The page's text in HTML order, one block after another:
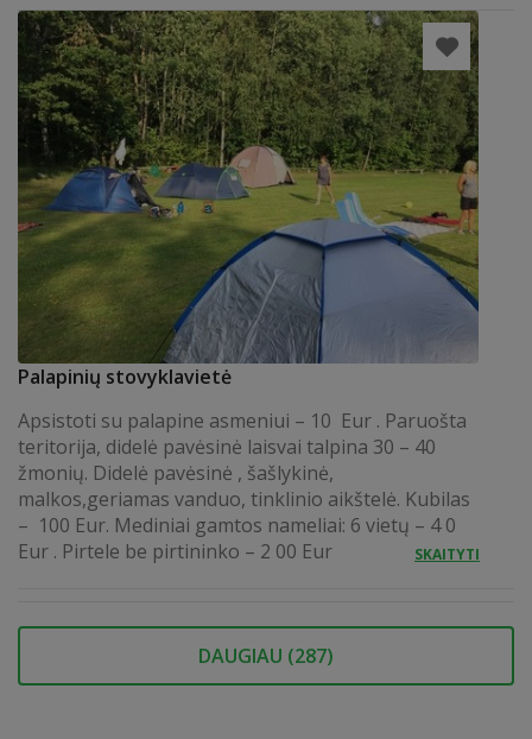
Palapinių stovyklavietė
Apsistoti su palapine asmeniui – 10 Eur . Paruošta
teritorija, didelė pavėsinė laisvai talpina 30 – 40
žmonių. Didelė pavėsinė , šašlykinė,
malkos,geriamas vanduo, tinklinio aikštelė. Kubilas
– 100 Eur. Mediniai gamtos nameliai: 6 vietų – 4 0
Eur . Pirtele be pirtininko – 2 00 Eur
SKAITYTI
DAUGIAU (287)